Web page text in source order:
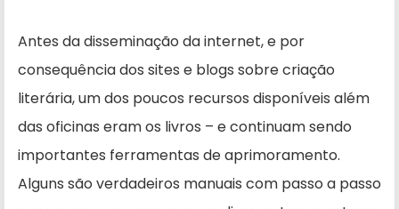
Antes da disseminação da internet, e por
consequência dos sites e blogs sobre criação
literária, um dos poucos recursos disponíveis além
das oficinas eram os livros – e continuam sendo
importantes ferramentas de aprimoramento.
Alguns são verdadeiros manuais com passo a passo